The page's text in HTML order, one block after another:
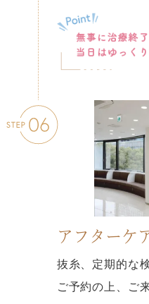
アフターケ
抜糸、定期的な
ご予約の上、ご